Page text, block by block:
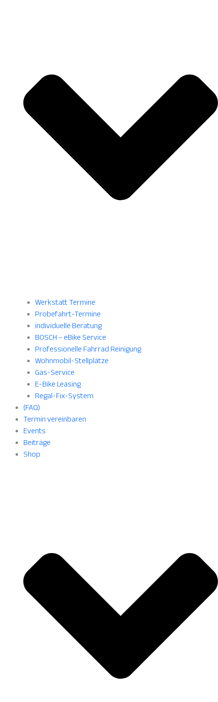
Werkstatt Termine
Probefahrt-Termine
individuelle Beratung
BOSCH – eBike Service
Professionelle Fahrrad Reinigung
Wohnmobil-Stellplätze
Gas-Service
E-Bike Leasing
Regal-Fix-System
(FAQ)
Termin vereinbaren
Events
Beiträge
Shop